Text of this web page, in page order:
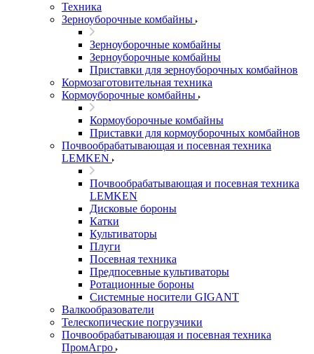
Техника
Зерноуборочные комбайны
Зерноуборочные комбайны
Зерноуборочные комбайны
Приставки для зерноуборочных комбайнов
Кормозаготовительная техника
Кормоуборочные комбайны
Кормоуборочные комбайны
Приставки для кормоуборочных комбайнов
Почвообрабатывающая и посевная техника
LEMKEN
Почвообрабатывающая и посевная техника
LEMKEN
Дисковые бороны
Катки
Культиваторы
Плуги
Посевная техника
Предпосевные культиваторы
Ротационные бороны
Системные носители GIGANT
Валкообразователи
Телескопические погрузчики
Почвообрабатывающая и посевная техника
ПромАгро